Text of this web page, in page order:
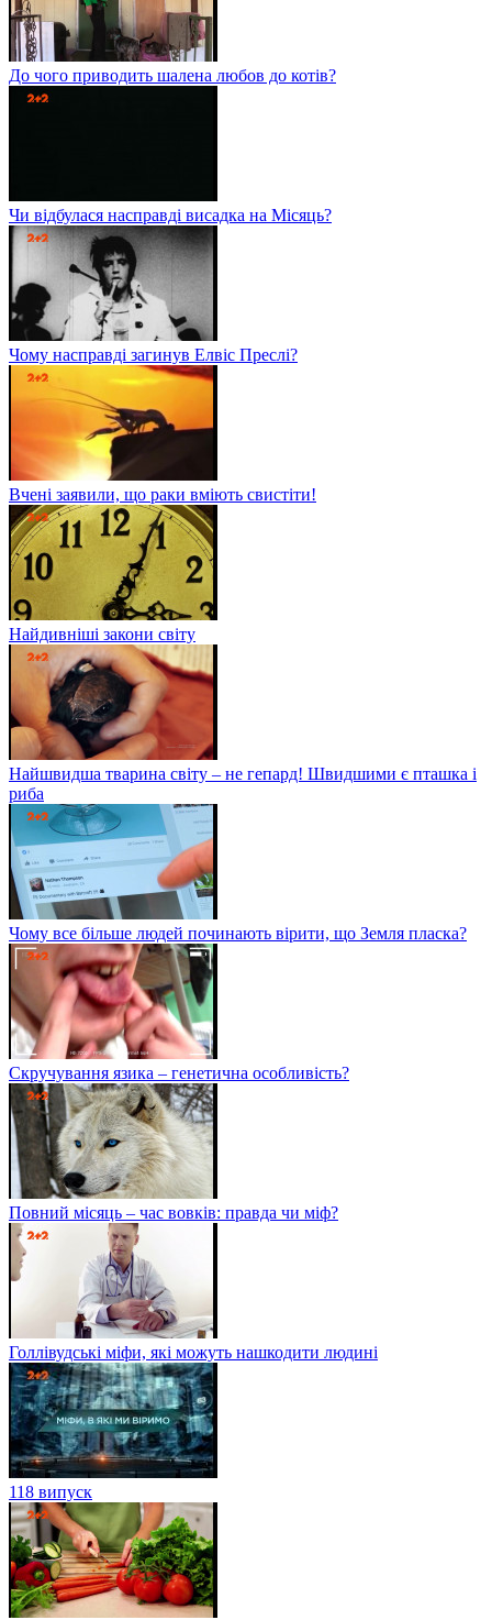
До чого приводить шалена любов до котів?
Чи відбулася насправді висадка на Місяць?
Чому насправді загинув Елвіс Преслі?
Вчені заявили, що раки вміють свистіти!
Найдивніші закони світу
Найшвидша тварина світу – не гепард! Швидшими є пташка і
риба
Чому все більше людей починають вірити, що Земля пласка?
Скручування язика – генетична особливість?
Повний місяць – час вовків: правда чи міф?
Голлівудські міфи, які можуть нашкодити людині
118 випуск